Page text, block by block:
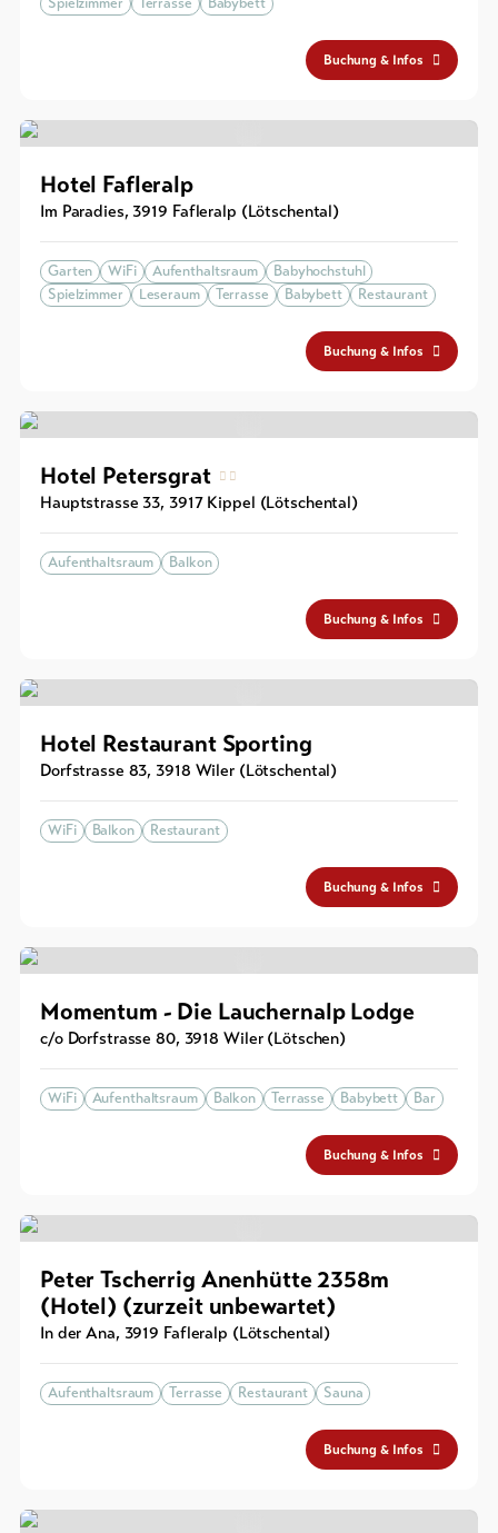
Buchung & Infos
Hotel Fafleralp
Im Paradies, 3919 Fafleralp (Lötschental)
Garten WiFi Aufenthaltsraum
Babyhochstuhl
Spielzimmer
Leseraum Terrasse Babybett Restaurant
Buchung & Infos
Hotel Petersgrat
Hauptstrasse 33, 3917 Kippel (Lötschental)
Aufenthaltsraum Balkon
Buchung & Infos
Hotel Restaurant Sporting
Dorfstrasse 83, 3918 Wiler (Lötschental)
WiFi Balkon Restaurant
Buchung & Infos
Momentum - Die Lauchernalp Lodge
c/o Dorfstrasse 80, 3918 Wiler (Lötschen)
WiFi Aufenthaltsraum Balkon Terrasse Babybett Bar
Buchung & Infos
Peter Tscherrig Anenhütte 2358m
(Hotel) (zurzeit unbewartet)
In der Ana, 3919 Fafleralp (Lötschental)
Aufenthaltsraum Terrasse Restaurant Sauna
Buchung & Infos